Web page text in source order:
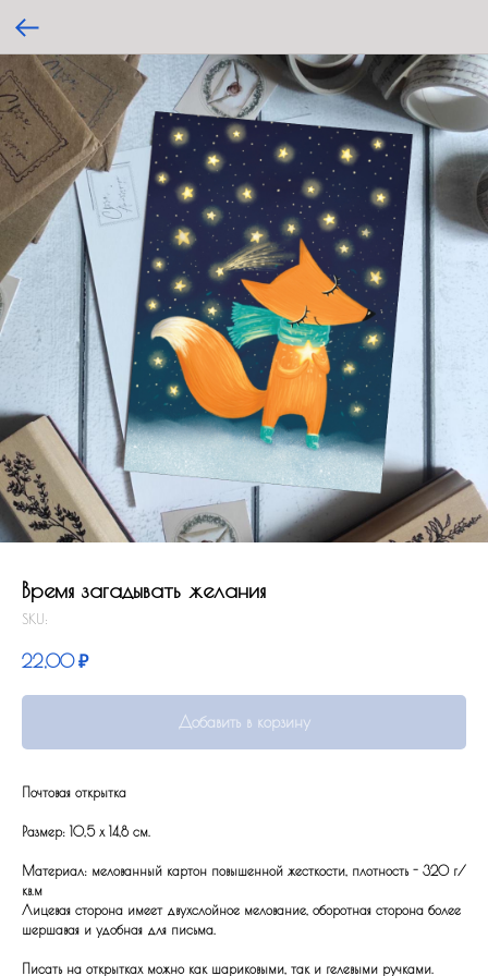
Время загадывать желания
SKU:
22,00 ₽
Добавить в корзину
Почтовая открытка
Размер: 10,5 x 14,8 см.
Материал: мелованный картон повышенной жесткости, плотность - 320 г/
кв.м
Лицевая сторона имеет двухслойное мелование, оборотная сторона более
шершавая и удобная для письма.
Писать на открытках можно как шариковыми, так и гелевыми ручками.